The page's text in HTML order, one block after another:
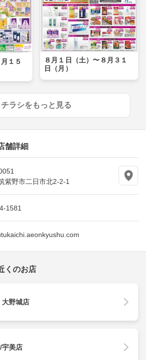
１５
８月１日（土）〜８月３１
日（月）
チラシをもっと見る
舗詳細
紫野市二日市北2-2-1
1581
くのお店
大野城店
宇美店